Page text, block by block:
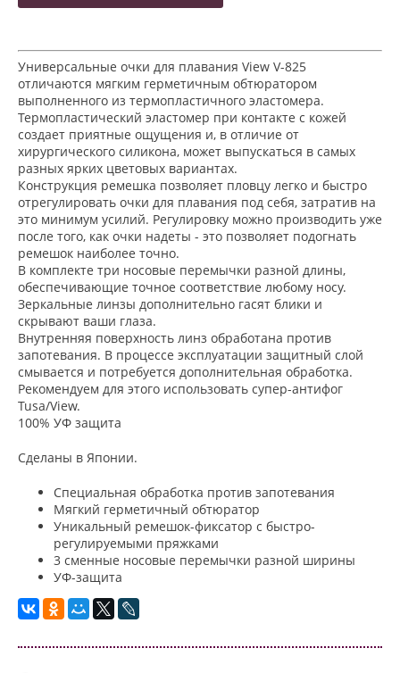
Универсальные очки для плавания View V-825
отличаются мягким герметичным обтюратором
выполненного из термопластичного эластомера.
Термопластический эластомер при контакте с кожей
создает приятные ощущения и, в отличие от
хирургического силикона, может выпускаться в самых
разных ярких цветовых вариантах.
Конструкция ремешка позволяет пловцу легко и быстро
отрегулировать очки для плавания под себя, затратив на
это минимум усилий. Регулировку можно производить уже
после того, как очки надеты - это позволяет подогнать
ремешок наиболее точно.
В комплекте три носовые перемычки разной длины,
обеспечивающие точное соответствие любому носу.
Зеркальные линзы дополнительно гасят блики и
скрывают ваши глаза.
Внутренняя поверхность линз обработана против
запотевания. В процессе эксплуатации защитный слой
смывается и потребуется дополнительная обработка.
Рекомендуем для этого использовать супер-антифог
Tusa/View.
100% УФ защита
Сделаны в Японии.
Специальная обработка против запотевания
Мягкий герметичный обтюратор
Уникальный ремешок-фиксатор с быстро-
регулируемыми пряжками
3 сменные носовые перемычки разной ширины
УФ-защита